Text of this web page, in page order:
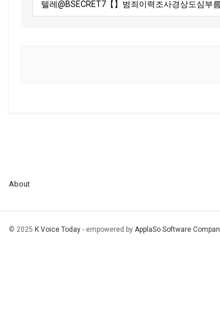
About
© 2025 K Voice Today - empowered by ApplaSo Software